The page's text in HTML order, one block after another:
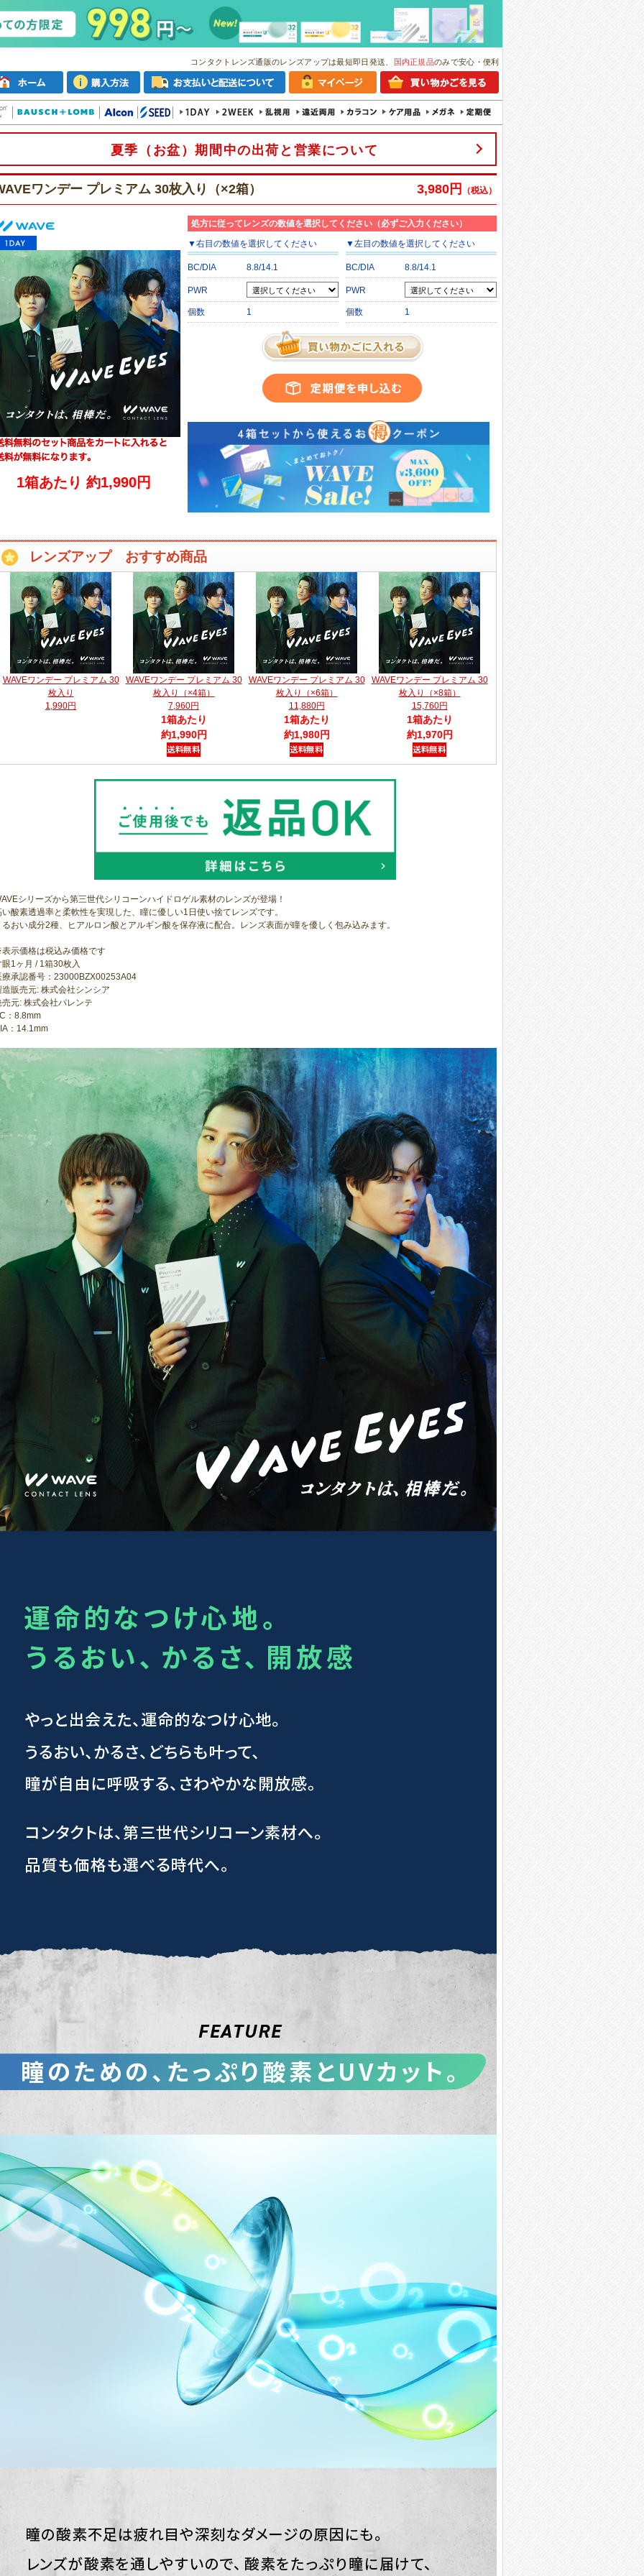
コンタクトレンズ通販のレンズアップは最短即日発送、 国内正規品のみで安心・便利
夏季（お盆）期間中の出荷と営業について
ワンデー プレミアム 30枚入り（×2箱） 3,980円 （税込）
1箱あたり 約1,990円
処方に従ってレンズの数値を選択してください（必ずご入力ください）
▼右目の数値を選択してください
BC/DIA 8.8/14.1
PWR
個数 1
▼左目の数値を選択してください
BC/DIA 8.8/14.1
PWR
個数 1
レンズアップ おすすめ商品
WAVEワンデー プレミアム 30
枚入り
1,990円
WAVEワンデー プレミアム 30
枚入り（×4箱）
7,960円
1箱あたり
約1,990円
WAVEワンデー プレミアム 30
枚入り（×6箱）
11,880円
1箱あたり
約1,980円
WAVEワンデー プレミアム 30
枚入り（×8箱）
15,760円
1箱あたり
約1,970円
シリーズから第三世代シリコーンハイドロゲル素材のレンズが登場！
い酸素透過率と柔軟性を実現した、瞳に優しい1日使い捨てレンズです。
るおい成分2種、ヒアルロン酸とアルギン酸を保存液に配合。レンズ表面が瞳を優しく包み込みます。
示価格は税込み価格です
眼1ヶ月 / 1箱30枚入
療承認番号：23000BZX00253A04
造販売元: 株式会社シンシア
売元: 株式会社パレンテ
：8.8mm
：14.1mm